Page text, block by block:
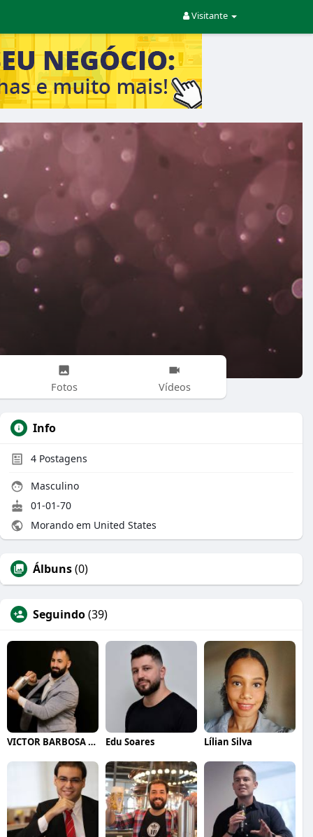
Visitante
Fotos Vídeos
Info
4 Postagens
Masculino
01-01-70
Morando em United States
Álbuns(0)
Seguindo(39)
VICTOR BARBOSA QUARANTA Edu Soares Lílian Silva